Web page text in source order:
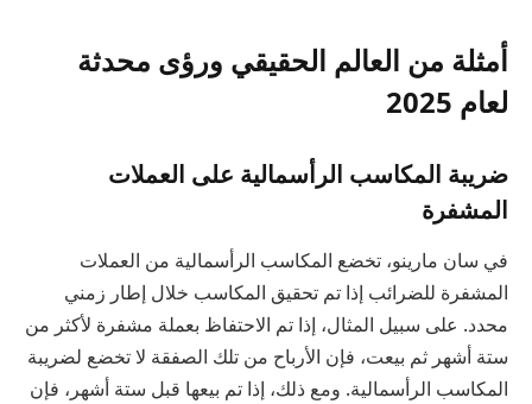
أمثلة من العالم الحقيقي ورؤى محدثة
لعام 2025
ضريبة المكاسب الرأسمالية على العملات
المشفرة
في سان مارينو، تخضع المكاسب الرأسمالية من العملات
المشفرة للضرائب إذا تم تحقيق المكاسب خلال إطار زمني
محدد. على سبيل المثال، إذا تم الاحتفاظ بعملة مشفرة لأكثر من
ستة أشهر ثم بيعت، فإن الأرباح من تلك الصفقة لا تخضع لضريبة
المكاسب الرأسمالية. ومع ذلك، إذا تم بيعها قبل ستة أشهر، فإن